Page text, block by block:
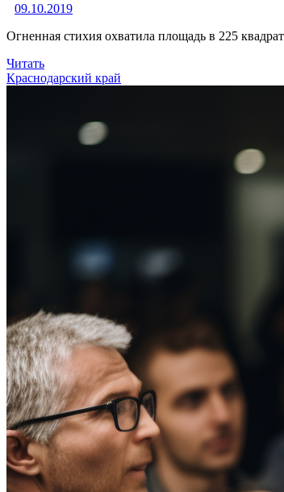
09.10.2019
Огненная стихия охватила площадь в 225
Читать
Краснодарский край